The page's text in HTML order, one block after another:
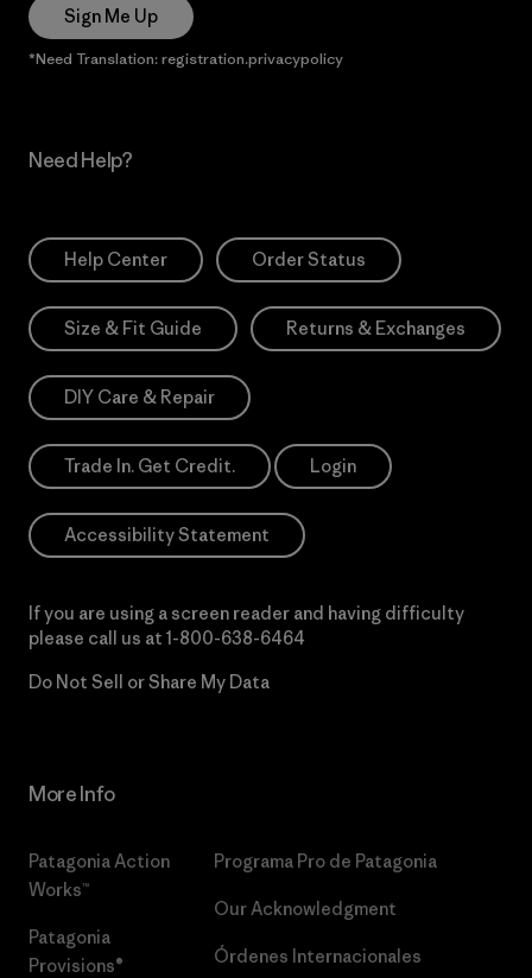
Sign Me Up
*Need Translation: registration.privacypolicy
Need Help?
Help Center Order Status
Size & Fit Guide Returns & Exchanges
DIY Care & Repair
Trade In. Get Credit. Login
Accessibility Statement
If you are using a screen reader and having difficulty
please call us at 1-800-638-6464
Do Not Sell or Share My Data
More Info
Patagonia Action
Works™
Patagonia
Provisions®
Programa Pro de Patagonia
Our Acknowledgment
Órdenes Internacionales